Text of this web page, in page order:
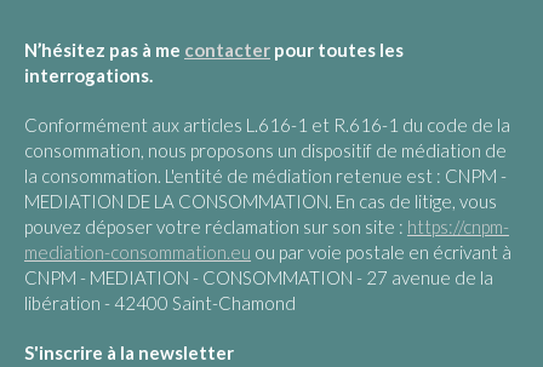
N’hésitez pas à me contacter pour toutes les
interrogations.
Conformément aux articles L.616-1 et R.616-1 du code de la
consommation, nous proposons un dispositif de médiation de
la consommation. L'entité de médiation retenue est : CNPM -
MEDIATION DE LA CONSOMMATION. En cas de litige, vous
pouvez déposer votre réclamation sur son site : https://cnpm-
mediation-consommation.eu ou par voie postale en écrivant à
CNPM - MEDIATION - CONSOMMATION - 27 avenue de la
libération - 42400 Saint-Chamond
S'inscrire à la newsletter